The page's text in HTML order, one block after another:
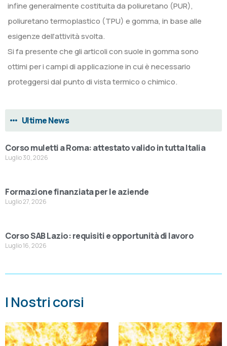
infine generalmente costituita da poliuretano (PUR),
poliuretano termoplastico (TPU) e gomma, in base alle
esigenze dell’attività svolta.
Si fa presente che gli articoli con suole in gomma sono
ottimi per i campi di applicazione in cui è necessario
proteggersi dal punto di vista termico o chimico.
Ultime News
Corso muletti a Roma: attestato valido in tutta Italia
Luglio 30, 2026
Formazione finanziata per le aziende
Luglio 27, 2026
Corso SAB Lazio: requisiti e opportunità di lavoro
Luglio 16, 2026
I Nostri corsi